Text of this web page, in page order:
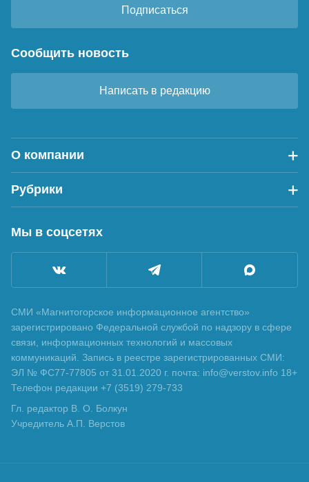
Подписаться
Сообщить новость
Написать в редакцию
О компании
Рубрики
Мы в соцсетях
СМИ «Магнитогорское информационное агентство»
зарегистрировано Федеральной службой по надзору в сфере
связи, информационных технологий и массовых
коммуникаций. Запись в реестре зарегистрированных СМИ:
ЭЛ № ФС77-77805 от 31.01.2020 г. почта: info@verstov.info 18+
Телефон редакции +7 (3519) 279-733
Гл. редактор В. О. Болкун
Учредитель А.П. Верстов